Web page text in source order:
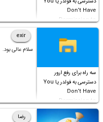
Don’t Have
Permission to
Access this folder
سه راه برای رفع ارور
دسترسی به فولدر یا You
Don’t Have
Permission to
Access this folder
exir
سلام عالی بود.
رضا